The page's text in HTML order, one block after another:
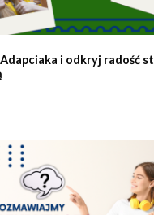
i odkryj radość